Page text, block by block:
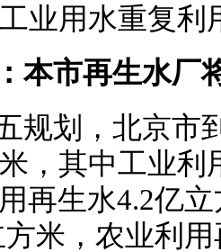
业用水重复利
本市再生水厂
规划，北京市
，其中工业利
再生水4.2亿
米，农业利